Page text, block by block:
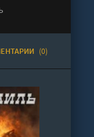
(0)